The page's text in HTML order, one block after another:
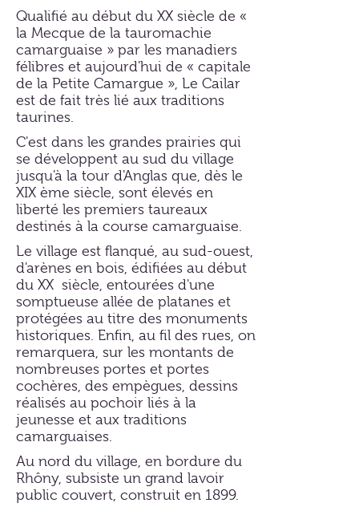
Qualifié au début du XX siècle de «
la Mecque de la tauromachie
camarguaise » par les manadiers
félibres et aujourd'hui de « capitale
de la Petite Camargue », Le Cailar
est de fait très lié aux traditions
taurines.
C'est dans les grandes prairies qui
se développent au sud du village
jusqu'à la tour d'Anglas que, dès le
XIX ème siècle, sont élevés en
liberté les premiers taureaux
destinés à la course camarguaise.
Le village est flanqué, au sud-ouest,
d'arènes en bois, édifiées au début
du XX siècle, entourées d'une
somptueuse allée de platanes et
protégées au titre des monuments
historiques. Enfin, au fil des rues, on
remarquera, sur les montants de
nombreuses portes et portes
cochères, des empègues, dessins
réalisés au pochoir liés à la
jeunesse et aux traditions
camarguaises.
Au nord du village, en bordure du
Rhôny, subsiste un grand lavoir
public couvert, construit en 1899.